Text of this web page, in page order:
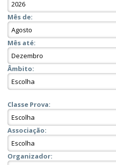
Mês de:
Mês até:
Âmbito:
Classe Prova:
Associação:
Organizador: